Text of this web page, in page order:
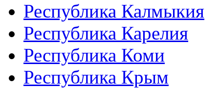
Республика Калмыкия
Республика Карелия
Республика Коми
Республика Крым